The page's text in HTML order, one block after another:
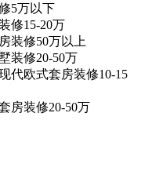
5万以下
修15-20万
装修50万以上
装修20-50万
代欧式套房装修10-15
房装修20-50万